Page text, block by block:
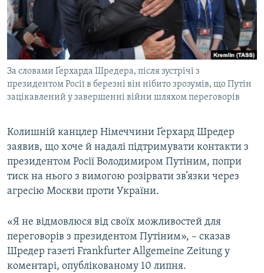
ФОТО
СПЕЦПРОЄКТИ
ПОДКАСТИ
КРИМ РЕАЛІЇ
РУС
УКР
КТАТ
ДОЛУЧАЙСЯ!
Усі сайти RFE/RL
За словами Ґерхарда Шредера, після зустрічі з
президентом Росії в березні він нібито зрозумів, що Путін
зацікавлений у завершенні війни шляхом переговорів
Колишній канцлер Німеччини Ґерхард Шредер
заявив, що хоче й надалі підтримувати контакти з
президентом Росії Володимиром Путіним, попри
тиск на нього з вимогою розірвати зв’язки через
агресію Москви проти України.
«Я не відмовлюся від своїх можливостей для
переговорів з президентом Путіним», – сказав
Шредер газеті Frankfurter Allgemeine Zeitung у
коментарі, опублікованому 10 липня.